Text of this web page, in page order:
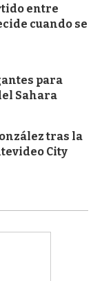
entre
cuando se
para
Sahara
tras la
City